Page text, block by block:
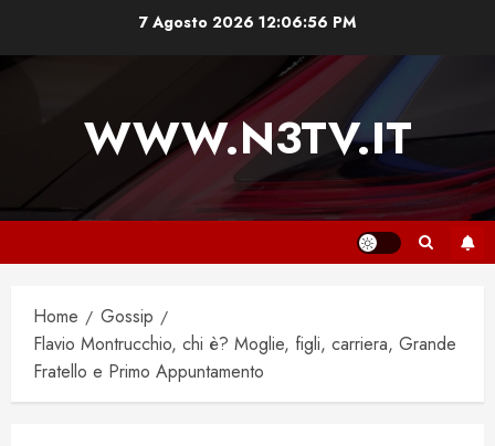
7 Agosto 202612:06:57 PM
WWW.N3TV.IT
Home
Gossip
Flavio Montrucchio, chi è? Moglie, figli, carriera, Grande
Fratello e Primo Appuntamento